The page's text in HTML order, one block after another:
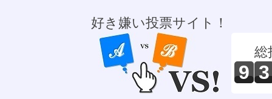
好き嫌い投票サイト！
総
9 3